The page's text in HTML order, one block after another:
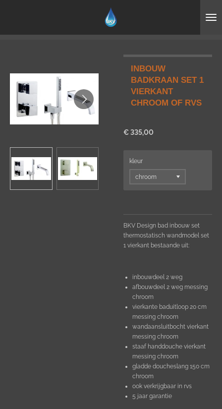
INBOUW
BADKRAAN SET 1
VIERKANT
CHROOM OF RVS
€ 335,00
kleur
BKV Design bad inbouw set
thermostatisch wandmodel set
1 vierkant bestaande uit:
inbouwdeel 2 weg
afbouwdeel 2 weg messing
chroom
vierkante baduitloop 20 cm
messing chroom
wandaansluitbocht vierkant
messing chroom
staaf handdouche vierkant
messing chroom
gladde doucheslang 150 cm
chroom
ook verkrijgbaar in rvs
5 jaar garantie